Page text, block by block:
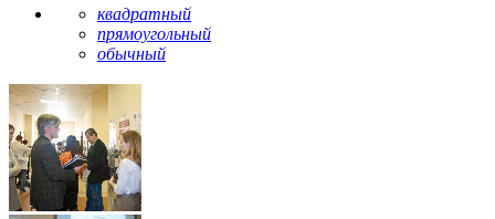
квадратный
прямоугольный
обычный